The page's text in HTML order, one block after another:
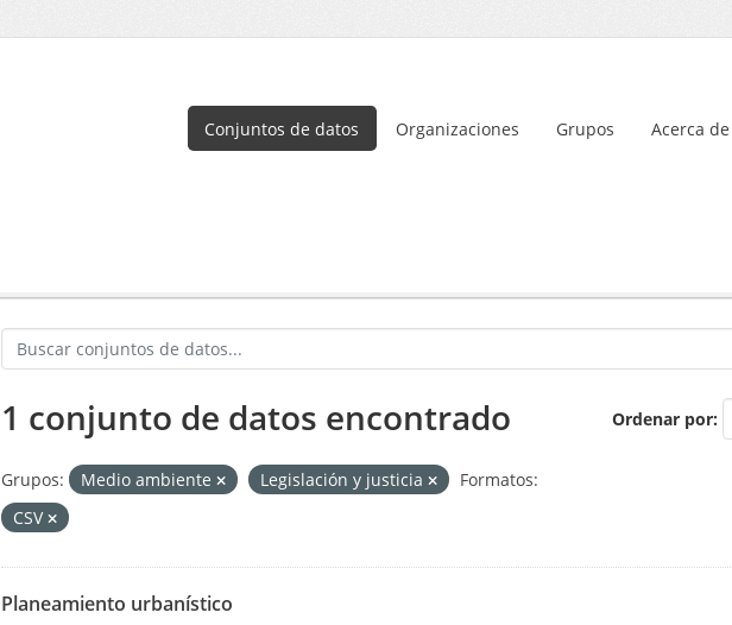
Conjuntos de datos Organizaciones Grupos Acerca de
Ordenar por
1 conjunto de datos encontrado
Grupos: Medio ambiente Legislación y justicia
Formatos:
CSV
Planeamiento urbanístico